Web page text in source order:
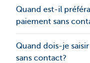
Quand est-il
paiement sans
Quand dois-je
sans contact?